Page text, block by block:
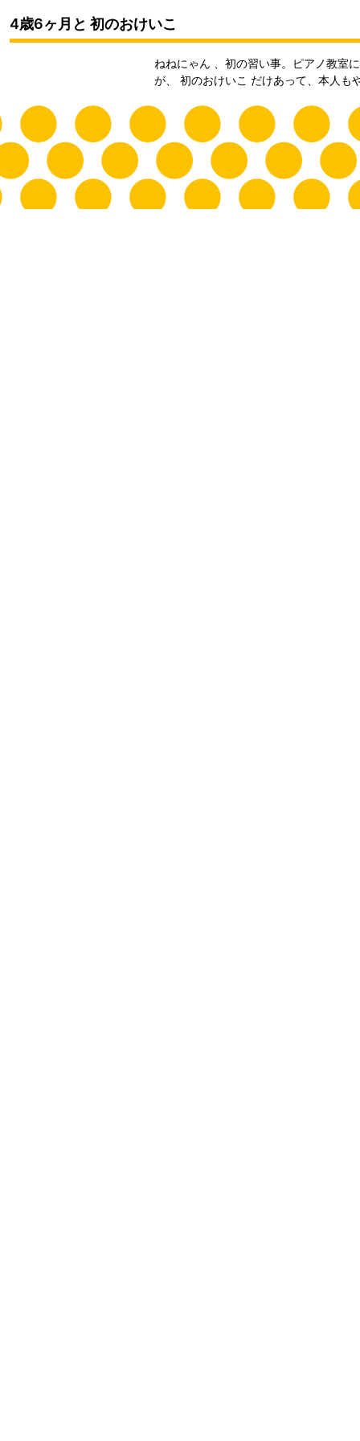
4歳6ヶ月と 初のおけいこ
ねねにゃん 、初の習い事。ピアノ教室
が、 初のおけいこ だけあって、本人